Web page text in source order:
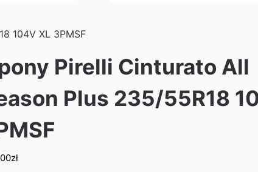
104V XL 3PMSF
Pirelli Cinturato All
Plus 235/55R18
zł